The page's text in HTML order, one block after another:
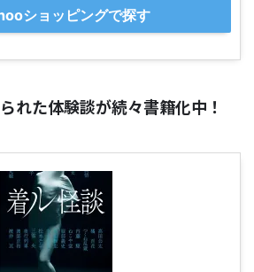
ショッピングで探す
れた体験談が続々書籍化中！